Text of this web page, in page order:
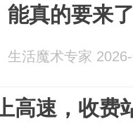
能真的要来
生活魔术专家
高速，收费